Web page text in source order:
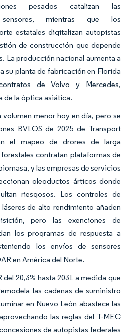
pesados catalizan las
mientras que los
estatales digitalizan autopistas
de construcción que depende
La producción nacional aumenta a
su planta de fabricación en Florida
de Volvo y Mercedes,
de la óptica asiática.
menor hoy en día, pero se
BVLOS de 2025 de Transport
el mapeo de drones de larga
contratan plataformas de
y las empresas de servicios
oleoductos árticos donde
riesgosos. Los controles de
de alto rendimiento añaden
pero las exenciones de
los programas de respuesta a
los envíos de sensores
en América del Norte.
20,3% hasta 2031 a medida que
las cadenas de suministro
en Nuevo León abastece las
las reglas del T-MEC
de autopistas federales